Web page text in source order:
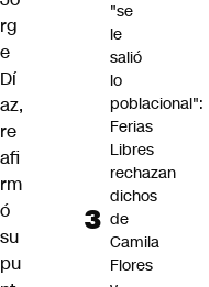
rg
e
Dí
az,
re
afi
rm
ó
su
pu
"se
le
salió
lo
poblacional":
Ferias
Libres
rechazan
dichos
de
Camila
Flores